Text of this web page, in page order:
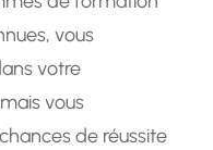
vous
votre
vous
de réussite